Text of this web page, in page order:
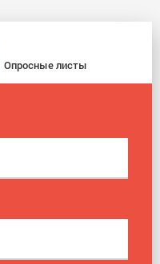
Опросные листы